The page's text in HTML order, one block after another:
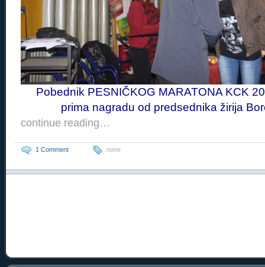
Pobednik PESNIČKOG MARATONA KCK
prima nagradu od predsednika žirija
continue reading…
1 Comment none